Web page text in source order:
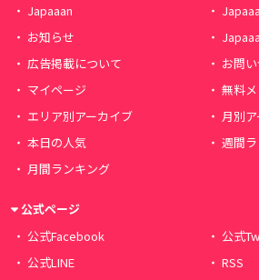
Japaaan
お知らせ
広告掲載について
お問
マイページ
無料
エリア別アーカイブ
月別
本日の人気
週間
月間ランキング
公式ページ
公式Facebook
公式
公式LINE
RSS